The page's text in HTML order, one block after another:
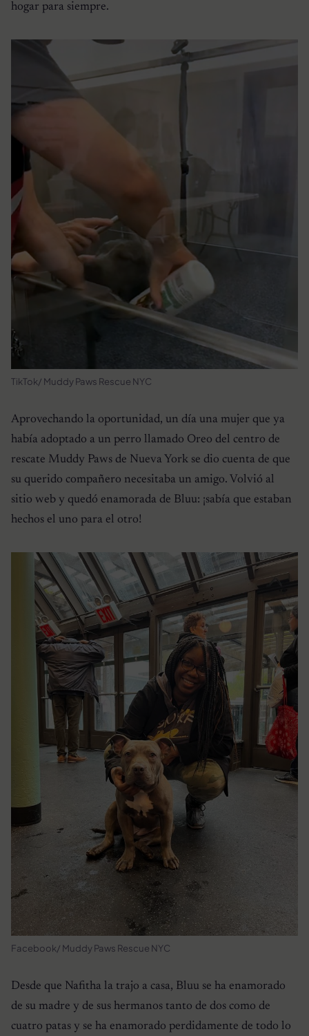
hogar para siempre.
TikTok/ Muddy Paws Rescue NYC
Aprovechando la oportunidad, un día una mujer que ya
había adoptado a un perro llamado Oreo del centro de
rescate Muddy Paws de Nueva York se dio cuenta de que
su querido compañero necesitaba un amigo. Volvió al
sitio web y quedó enamorada de Bluu: ¡sabía que estaban
hechos el uno para el otro!
Facebook/ Muddy Paws Rescue NYC
Desde que Nafitha la trajo a casa, Bluu se ha enamorado
de su madre y de sus hermanos tanto de dos como de
cuatro patas y se ha enamorado perdidamente de todo lo